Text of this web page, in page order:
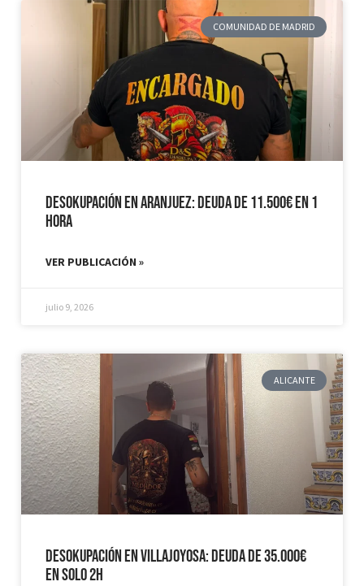
COMUNIDAD DE MADRID
Desokupación en Aranjuez: Deuda de 11.500€ en 1
hora
VER PUBLICACIÓN »
julio 9, 2026
ALICANTE
Desokupación en Villajoyosa: Deuda de 35.000€
en solo 2h